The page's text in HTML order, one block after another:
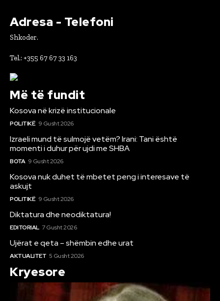
Adresa - Telefoni
Shkoder.
Tel.: +355 67 67 33 163
Më të fundit
Kosova në krizë institucionale
POLITIKË 9 Gusht 2026
Izraeli mund të sulmojë vetëm? Irani: Tani është
momenti i duhur për ujdi me SHBA
BOTA 9 Gusht 2026
Kosova nuk duhet të mbetet peng i interesave të
askujt
POLITIKË 9 Gusht 2026
Diktatura dhe neodiktatura!
EDITORIAL 7 Gusht 2026
Ujërat e qeta – shëmbin edhe urat
AKTUALITET 5 Gusht 2026
Kryesore